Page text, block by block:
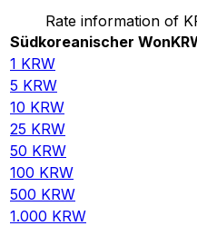
Rate information of
Südkoreanischer Won
1 KRW
5 KRW
10 KRW
25 KRW
50 KRW
100 KRW
500 KRW
1.000 KRW